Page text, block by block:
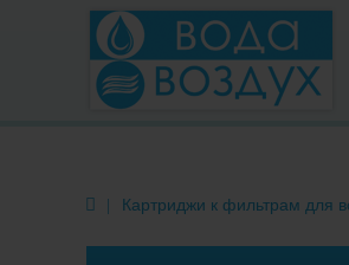
Картриджи к фильтрам для